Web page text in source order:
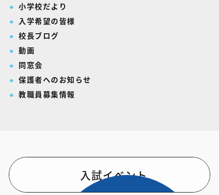
小学校だより
入学希望の皆様
校長ブログ
動画
同窓会
保護者へのお知らせ
教職員募集情報
入試イベント